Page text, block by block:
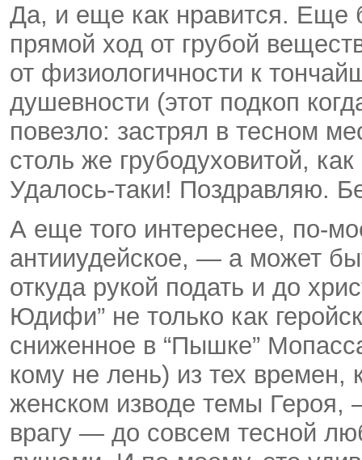
Да, и еще как нравится. Еще
прямой ход от грубой
от физиологичности к
душевности (этот подкоп
повезло: застрял в тесном
столь же грубо­духовитой,
Удалось-таки! Поздравляю.
А еще того интереснее, по-
антииудейское, — а может
откуда рукой подать и до
Юдифи” не только как
сниженное в “Пышке”
кому не лень) из тех
женском изводе темы Героя,
врагу — до совсем тесной